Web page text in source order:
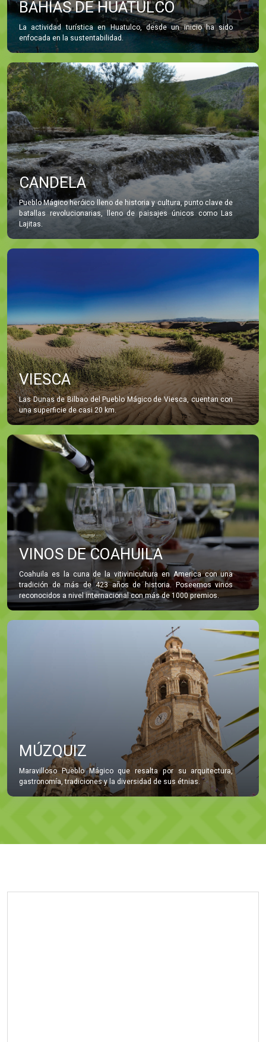
BAHÍAS DE HUATULCO
La actividad turística en Huatulco, desde un inicio ha sido
enfocada en la sustentabilidad.
CANDELA
Pueblo Mágico heróico lleno de historia y cultura, punto clave de
batallas revolucionarias, lleno de paisajes únicos como Las
Lajitas.
VIESCA
Las Dunas de Bilbao del Pueblo Mágico de Viesca, cuentan con
una superficie de casi 20 km.
VINOS DE COAHUILA
Coahuila es la cuna de la vitivinicultura en America con una
tradición de más de 423 años de historia. Poseemos vinos
reconocidos a nivel internacional con más de 1000 premios.
MÚZQUIZ
Maravilloso Pueblo Mágico que resalta por su arquitectura,
gastronomía, tradiciones y la diversidad de sus étnias.